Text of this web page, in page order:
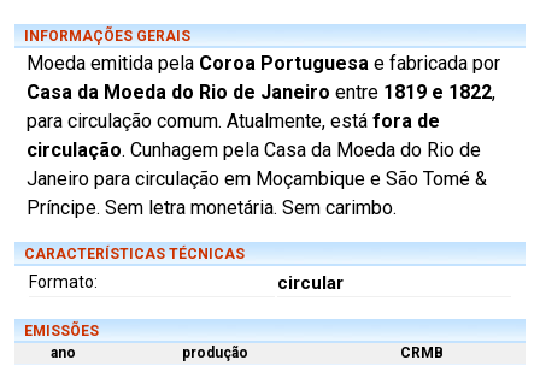
INFORMAÇÕES GERAIS
Moeda emitida pela Coroa Portuguesa e fabricada por
Casa da Moeda do Rio de Janeiro entre 1819 e 1822,
para circulação comum. Atualmente, está fora de
circulação. Cunhagem pela Casa da Moeda do Rio de
Janeiro para circulação em Moçambique e São Tomé &
Príncipe. Sem letra monetária. Sem carimbo.
CARACTERÍSTICAS TÉCNICAS
Formato: circular
EMISSÕES
ano
produção CRMB